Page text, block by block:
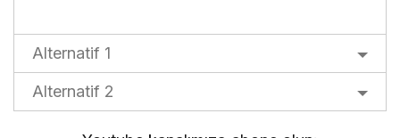
Alternatif 1
Alternatif 2